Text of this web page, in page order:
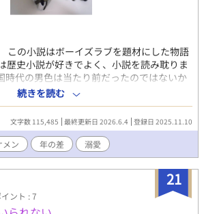
の小説はボーイズラブを題材にした物語
史小説が好きでよく、小説を読み耽りま
時代の男色は当たり前だったのではないか
長や謙信、信玄や景勝等々。 私の学生時
ポルノ映画館だったころです。 私は性に
ルノ映画館に行き、ポルノ映画を鑑賞しま
と女性の性行為だけだと、思っていたの
為があることを知ったのでした。 高校生
館の中で、私の前列の席に座っていた男性
からです。 当時私は高校1年。とても衝
その光景が目に焼き付いているのです。
様の無料小説アプリに於いてこのボーイズ
大変人気があることを知ったのです。 そ
続きを読む
文字数 115,485 最終更新日 2026.6.4 登録日 2025.11.10
メン 年の差 溺愛
21
ント : 7